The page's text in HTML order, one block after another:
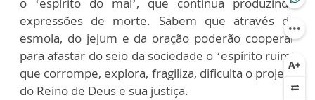
o ‘espírito do mal’, que continua produzindo
expressões de morte. Sabem que através da
esmola, do jejum e da oração poderão cooperar
para afastar do seio da sociedade o ‘espírito ruim’
que corrompe, explora, fragiliza, dificulta o projeto
do Reino de Deus e sua justiça.